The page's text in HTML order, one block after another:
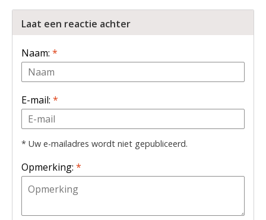
Laat een reactie achter
Naam: *
E-mail: *
* Uw e-mailadres wordt niet gepubliceerd.
Opmerking: *